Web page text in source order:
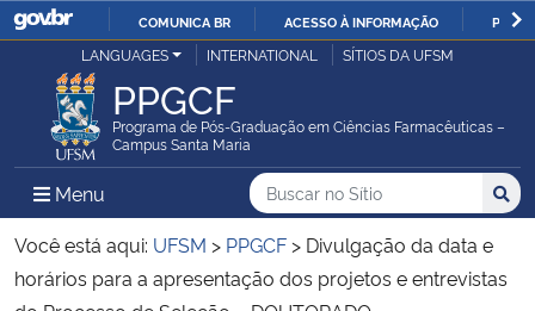
IR
O
COMUNICA BR ACESSO À INFORMAÇÃO
Ministério da Justiça e Segurança Pública
Ministério da Defesa
Ministério das Relações Exteriores
Ministério da Economia
LANGUAGES INTERNATIONAL SÍTIOS DA UFSM
PPGCF
Programa de Pós-Graduação em Ciências Farmacêuticas –
Campus Santa Maria
Menu Menu Principal do Sítio
Busca
Buscar no no Sítio
Busca:
Você está aqui: UFSM > PPGCF > Divulgação da data e
horários para a apresentação dos projetos e entrevistas